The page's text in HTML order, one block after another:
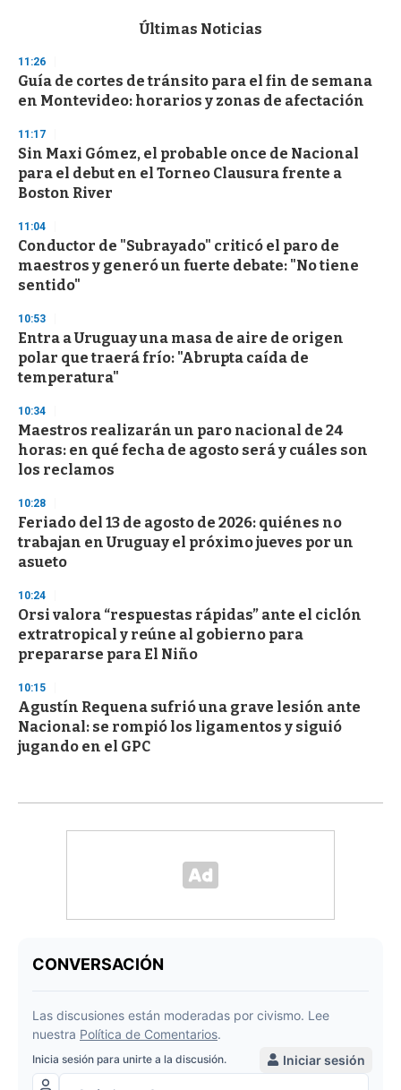
d
s
o
f
3
s
c
o
d
s
Últimas Noticias
11:26
Guía de cortes de tránsito para el fin de semana
en Montevideo: horarios y zonas de afectación
11:17
Sin Maxi Gómez, el probable once de Nacional
para el debut en el Torneo Clausura frente a
Boston River
11:04
Conductor de "Subrayado" criticó el paro de
maestros y generó un fuerte debate: "No tiene
sentido"
10:53
Entra a Uruguay una masa de aire de origen
polar que traerá frío: "Abrupta caída de
temperatura"
10:34
Maestros realizarán un paro nacional de 24
horas: en qué fecha de agosto será y cuáles son
los reclamos
10:28
Feriado del 13 de agosto de 2026: quiénes no
trabajan en Uruguay el próximo jueves por un
asueto
10:24
Orsi valora “respuestas rápidas” ante el ciclón
extratropical y reúne al gobierno para
prepararse para El Niño
10:15
Agustín Requena sufrió una grave lesión ante
Nacional: se rompió los ligamentos y siguió
jugando en el GPC